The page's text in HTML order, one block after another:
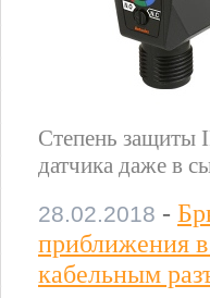
Степень защиты
датчика даже в
28.02.2018 -
приближения
кабельным